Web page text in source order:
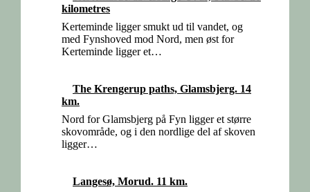
kilometres
Kerteminde ligger smukt ud til vandet, og
med Fynshoved mod Nord, men øst for
Kerteminde ligger et…
The Krengerup paths, Glamsbjerg. 14
km.
Nord for Glamsbjerg på Fyn ligger et større
skovområde, og i den nordlige del af skoven
ligger…
Langesø, Morud. 11 km.